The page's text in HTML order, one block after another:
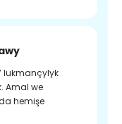
lukmançylyk
Amal we
hemişe